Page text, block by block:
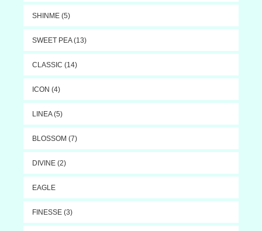
SHINME (5)
SWEET PEA (13)
CLASSIC (14)
ICON (4)
LINEA (5)
BLOSSOM (7)
DIVINE (2)
EAGLE
FINESSE (3)